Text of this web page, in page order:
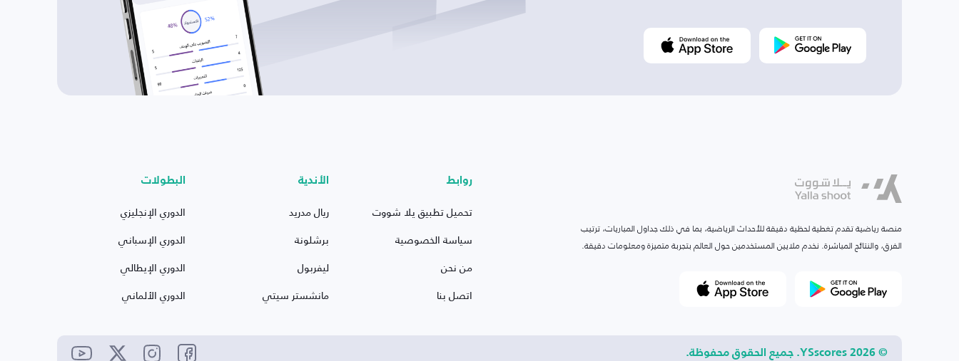
منصة رياضية تقدم تغطية لحظية دقيقة للأحداث الرياضية، بما في ذلك جداول المباريات، ترتيب
الفرق، والنتائج المباشرة. نخدم ملايين المستخدمين حول العالم بتجربة متميزة ومعلومات دقيقة.
روابط
تحميل تطبيق يلا شووت
سياسة الخصوصية
من نحن
اتصل بنا
الأندية
ريال مدريد
برشلونة
ليفربول
مانشستر سيتي
البطولات
الدوري الإنجليزي
الدوري الإسباني
الدوري الإيطالي
الدوري الألماني
© 2026 YSscores. جميع الحقوق محفوظة.